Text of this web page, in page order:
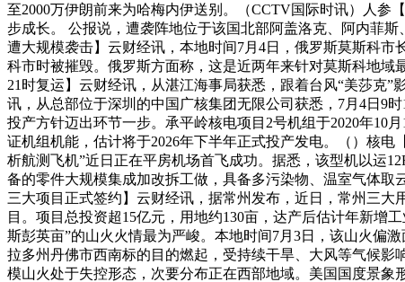
至2000万伊朗前来为哈梅内伊送别。（CCTV国际时讯）人参
步成长。 公报说，遭袭阵地位于该国北部阿盖洛克、阿内菲
遭大规模袭击】云财经讯，本地时间7月4日，俄罗斯莫斯科
科市时被摧毁。俄罗斯方面称，这是近两年来针对莫斯科地
21时复运】云财经讯，从湛江海事局获悉，跟着台风“美莎克
讯，从总部位于深圳的中国广核集团无限公司获悉，7月4日9
投产方针迈出环节一步。承平岭核电项目2号机组于2020年10
证机组机能，估计将于2026年下半年正式投产发电。（）核
析航测飞机”近日正在平房机场首飞成功。据悉，该型机以运
备的零件大规模集成加改拆工做，具备多污染物、温室气体
三大项目正式签约】云财经讯，据常州发布，近日，常州三
目。项目总投资超15亿元，用地约130亩，达产后估计年新增
斯彭英亩”的山火火情最为严峻。本地时间7月3日，该山火偏
拉多州丹佛市西南标的目的燃起，受持续干旱、大风等气候
模山火处于失控形态，次要分布正在西部地域。美国国度景